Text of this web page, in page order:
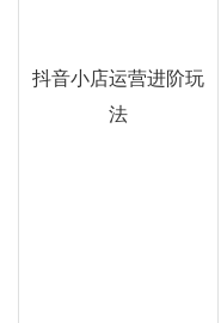
抖音小店运营进阶玩
法